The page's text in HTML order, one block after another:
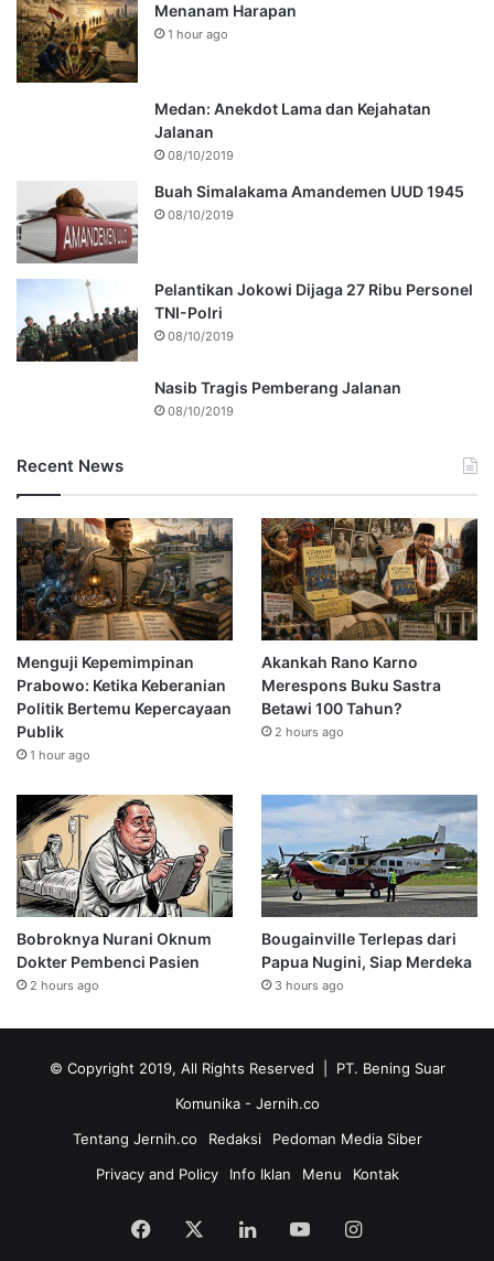
Menanam Harapan
1 hour ago
Medan: Anekdot Lama dan Kejahatan
Jalanan
08/10/2019
Buah Simalakama Amandemen UUD 1945
08/10/2019
Pelantikan Jokowi Dijaga 27 Ribu Personel
TNI-Polri
08/10/2019
Nasib Tragis Pemberang Jalanan
08/10/2019
Recent News
Menguji Kepemimpinan
Prabowo: Ketika Keberanian
Politik Bertemu Kepercayaan
Publik
1 hour ago
Akankah Rano Karno
Merespons Buku Sastra
Betawi 100 Tahun?
2 hours ago
Bobroknya Nurani Oknum
Dokter Pembenci Pasien
2 hours ago
Bougainville Terlepas dari
Papua Nugini, Siap Merdeka
3 hours ago
© Copyright 2019, All Rights Reserved | PT. Bening Suar
Komunika - Jernih.co
Tentang Jernih.co
Redaksi
Pedoman Media Siber
Privacy and Policy
Info Iklan Menu Kontak
Facebook LinkedInYouTubeInstagram